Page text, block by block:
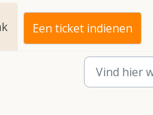
Een ticket indienen